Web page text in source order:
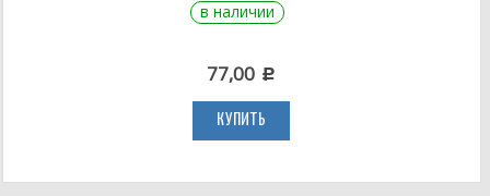
в наличии
77,00 c
КУПИТЬ